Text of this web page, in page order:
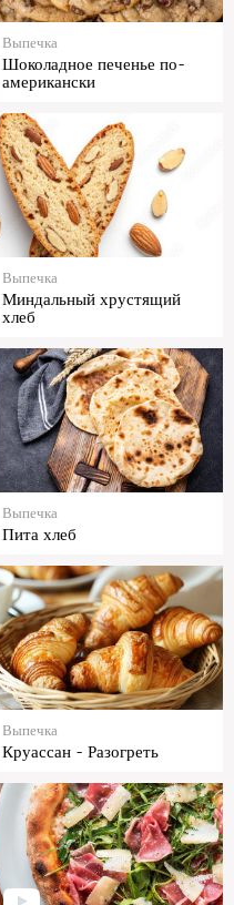
Выпечка
Шоколадное печенье по-
американски
Выпечка
Миндальный хрустящий
хлеб
Выпечка
Пита хлеб
Выпечка
Круассан - Разогреть